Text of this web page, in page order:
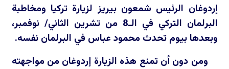
إردوغان الرئيس شمعون بيريز لزيارة تركيا ومخاطبة
البرلمان التركي في الـ8 من تشرين الثاني/ نوفمبر،
وبعدها بيوم تحدث محمود عباس في البرلمان نفسه.
ومن دون أن تمنع هذه الزيارة إردوغان من مواجهته